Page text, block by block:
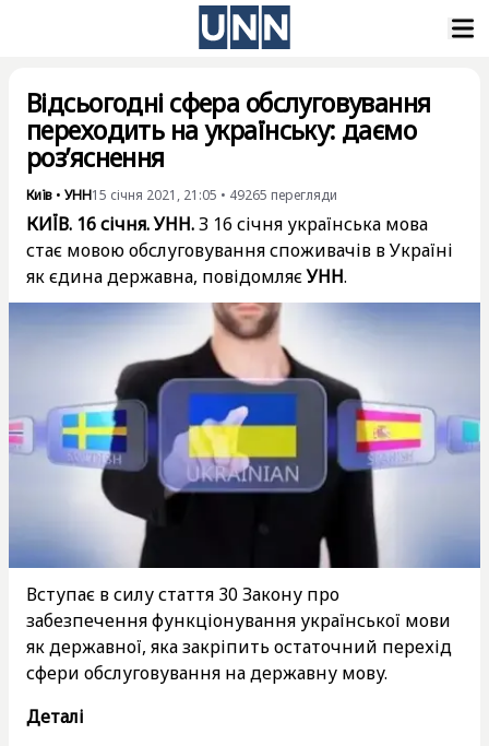
Відсьогодні сфера обслуговування
переходить на українську: даємо
роз’яснення
Київ • УНН15 січня 2021, 21:05 • 49265 перегляди
КИЇВ. 16 січня. УНН.З 16 січня українська мова
стає мовою обслуговування споживачів в Україні
як єдина державна, повідомляєУНН.
Вступає в силу стаття 30 Закону про
забезпечення функціонування української мови
як державної, яка закріпить остаточний перехід
сфери обслуговування на державну мову.
Деталі